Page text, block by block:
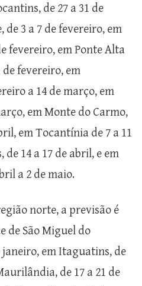
de 27 a 31 de
3 a 7 de fevereiro, em
fevereiro, em Ponte Alta
de fevereiro, em
a 14 de março, em
em Monte do Carmo,
em Tocantínia de 7 a 11
de 14 a 17 de abril, e em
a 2 de maio.
norte, a previsão é
de São Miguel do
janeiro, em Itaguatins, de
de 17 a 21 de